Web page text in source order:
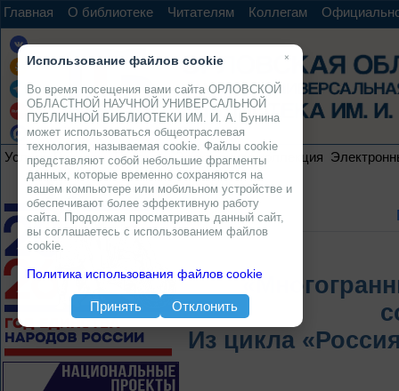
Главная О библиотеке Читателям Коллегам
Услуги Ресурсы Проекты Электронная коллекция
Из цикла
×
Использование файлов cookie
Во время посещения вами сайта ОРЛОВСКОЙ
ОБЛАСТНОЙ НАУЧНОЙ УНИВЕРСАЛЬНОЙ
ПУБЛИЧНОЙ БИБЛИОТЕКИ ИМ. И. А. Бунина
может использоваться общеотраслевая
технология, называемая cookie. Файлы cookie
представляют собой небольшие фрагменты
данных, которые временно сохраняются на
вашем компьютере или мобильном устройстве и
обеспечивают более эффективную работу
сайта. Продолжая просматривать данный сайт,
вы соглашаетесь с использованием файлов
cookie.
Политика использования файлов cookie
Принять Отклонить